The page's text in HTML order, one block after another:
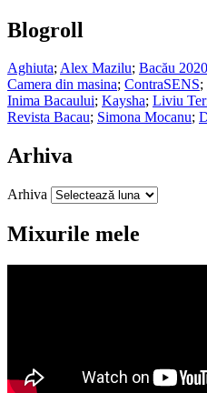
Blogroll
Aghiuta;Alex Mazilu; Bacău 2020
Camera din masina; ContraSENS;
Inima Bacaului; Kaysha; Liviu
Revista Bacau; Simona Mocanu;
Arhiva
Arhiva
Mixurile mele